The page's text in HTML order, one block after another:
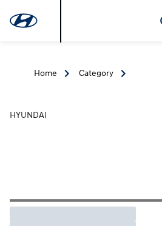
Home Category
HYUNDAI